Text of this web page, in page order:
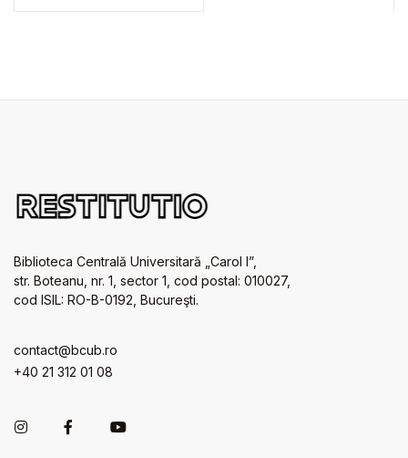
Biblioteca Centrală Universitară „Carol I”,
str. Boteanu, nr. 1, sector 1, cod postal: 010027,
cod ISIL: RO-B-0192, Bucureşti.
contact@bcub.ro
+40 21 312 01 08